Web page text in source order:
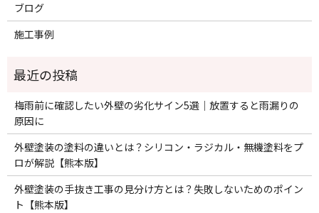
ブログ
施工事例
梅雨前に確認したい外壁の劣化サイン5選｜放置すると雨漏りの
原因に
外壁塗装の塗料の違いとは？シリコン・ラジカル・無機塗料をプ
ロが解説【熊本版】
外壁塗装の手抜き工事の見分け方とは？失敗しないためのポイン
ト【熊本版】